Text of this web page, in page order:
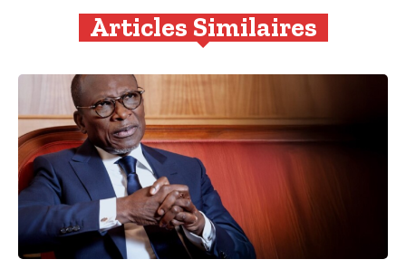
Articles Similaires